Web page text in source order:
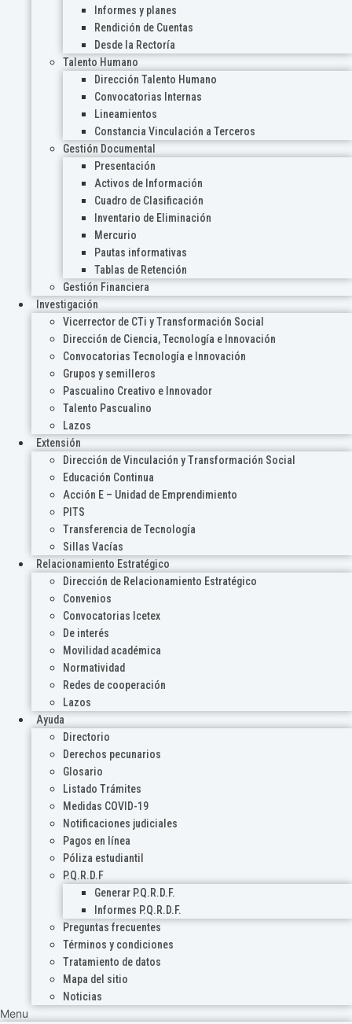
Informes y planes
Rendición de Cuentas
Desde la Rectoría
Talento Humano
Dirección Talento Humano
Convocatorias Internas
Lineamientos
Constancia Vinculación a Terceros
Gestión Documental
Presentación
Activos de Información
Cuadro de Clasificación
Inventario de Eliminación
Mercurio
Pautas informativas
Tablas de Retención
Gestión Financiera
Investigación
Vicerrector de CTi y Transformación Social
Dirección de Ciencia, Tecnología e Innovación
Convocatorias Tecnología e Innovación
Grupos y semilleros
Pascualino Creativo e Innovador
Talento Pascualino
Lazos
Extensión
Dirección de Vinculación y Transformación Social
Educación Continua
Acción E – Unidad de Emprendimiento
PITS
Transferencia de Tecnología
Sillas Vacías
Relacionamiento Estratégico
Dirección de Relacionamiento Estratégico
Convenios
Convocatorias Icetex
De interés
Movilidad académica
Normatividad
Redes de cooperación
Lazos
Ayuda
Directorio
Derechos pecunarios
Glosario
Listado Trámites
Medidas COVID-19
Notificaciones judiciales
Pagos en línea
Póliza estudiantil
P.Q.R.D.F
Generar P.Q.R.D.F.
Informes P.Q.R.D.F.
Preguntas frecuentes
Términos y condiciones
Tratamiento de datos
Mapa del sitio
Noticias
Menu